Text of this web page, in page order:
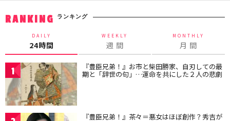
RANKING ランキング
DAILY
24時間
WEEKLY
週 間
MONTHLY
月 間
1 『豊臣兄弟！』お市と柴田勝家、自刃しての最
期と「辞世の句」…運命を共にした２人の悲劇
『豊臣兄弟！』茶々＝悪女はほぼ創作？秀吉が